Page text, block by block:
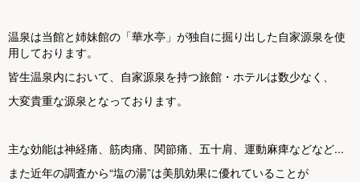
温泉は当館と姉妹館の「華水亭」が独自に掘り出した自家源泉を使
用しております。
皆生温泉内において、自家源泉を持つ旅館・ホテルは数少なく、
大変貴重な源泉となっております。
主な効能は神経痛、筋肉痛、関節痛、五十肩、運動麻痺などなど...
また近年の調査から“塩の湯”は美肌効果に優れていることが